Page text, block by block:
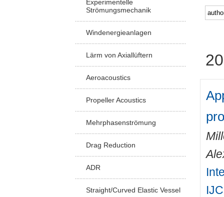
Experimentelle
Strömungsmechanik
Windenergieanlagen
Lärm von Axiallüftern
Aeroacoustics
Propeller Acoustics
Mehrphasenströmung
Drag Reduction
ADR
Straight/Curved Elastic Vessel